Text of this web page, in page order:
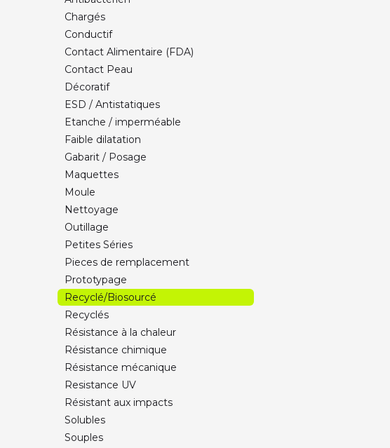
NYLON PA6
PC - (Polycarbonate)
PCTG
PETG - (PolyEthylène Téréphtalate
Glycole)
PLA - (PolyLactic Acid)
PP - (Poly Propylène)
TPE - (Thermoplastique Élastomère)
TPU - (Thermoplastic PolyUrethane)
TRAITEMENT DE SURFACE
UNIVERSAL ULTRA - PLC (Polylactic
Chargés
Conductif
Contact Alimentaire (FDA)
Contact Peau
Décoratif
ESD / Antistatiques
Etanche / imperméable
Faible dilatation
Gabarit / Posage
Maquettes
Moule
Nettoyage
Outillage
Petites Séries
Pieces de remplacement
Prototypage
Recyclé/Biosourcé
Recyclés
Résistance à la chaleur
Résistance chimique
Résistance mécanique
Resistance UV
Résistant aux impacts
Solubles
Souples